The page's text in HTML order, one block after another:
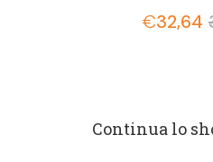
€32,64
Continua lo